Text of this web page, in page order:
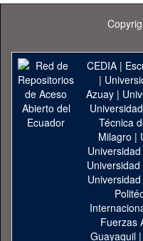
CEDIA|
|
Azuay|
Técnica
Milagro |
Fuerzas
Guayaquil|